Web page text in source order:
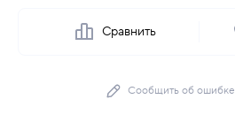
Сравнить
Сообщить об ошибке